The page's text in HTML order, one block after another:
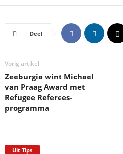
Deel
Vorig artikel
Zeeburgia wint Michael
van Praag Award met
Refugee Referees-
programma
Uit Tips